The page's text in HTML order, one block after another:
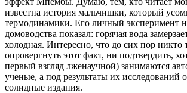
известна история мальчишки, который
термодинамики. Его личный эксперимент
домоводства показал: горячая вода
холодная. Интересно, что до сих пор никто
опровергнуть этот факт, ни подтвердить,
первый взгляд лженаучной) занимаются
ученые, а под результаты их исследований
солидные издания.